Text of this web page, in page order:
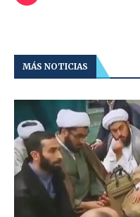
MÁS NOTICIAS